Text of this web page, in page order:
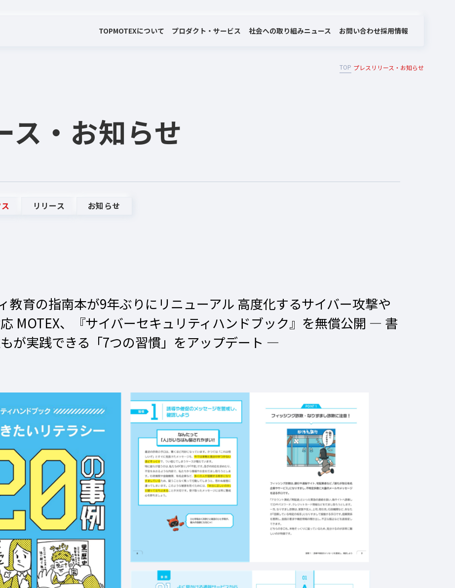
TOPMOTEXについて プロダクト・サービス
MOTEX/LANSCOPEのあゆみ
社会への取り組みニュース お問い合わせ採用情報
TOP プレスリリース・お知らせ
ス ・お知らせ
リリース お知らせ
教育の指南本が9年ぶりにリニューアル 高度化するサイバー攻撃や
MOTEX、『サイバーセキュリティハンドブック』を無償公開 ― 書
が実践できる「7つの習慣」をアップデート ―